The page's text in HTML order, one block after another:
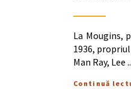
La Mougins,
1936,
Man Ray, Lee
Continuă